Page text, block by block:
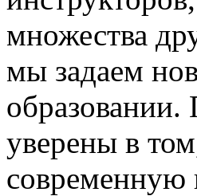
множества
мы задаем
уверены в
современную